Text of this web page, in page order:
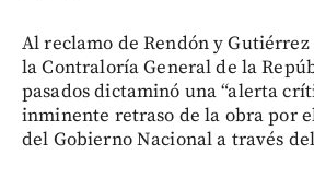
Al reclamo de Rendón y Gutiérrez
la Contraloría General de la
pasados dictaminó una “alerta
inminente retraso de la obra por
del Gobierno Nacional a través